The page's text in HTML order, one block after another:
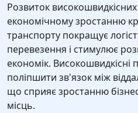
Розвиток
економічному зростанню
транспорту покращує
перевезення і стимулює
економік. Високошвидкісні
поліпшити зв'язок між
що сприяє зростанню
місць.